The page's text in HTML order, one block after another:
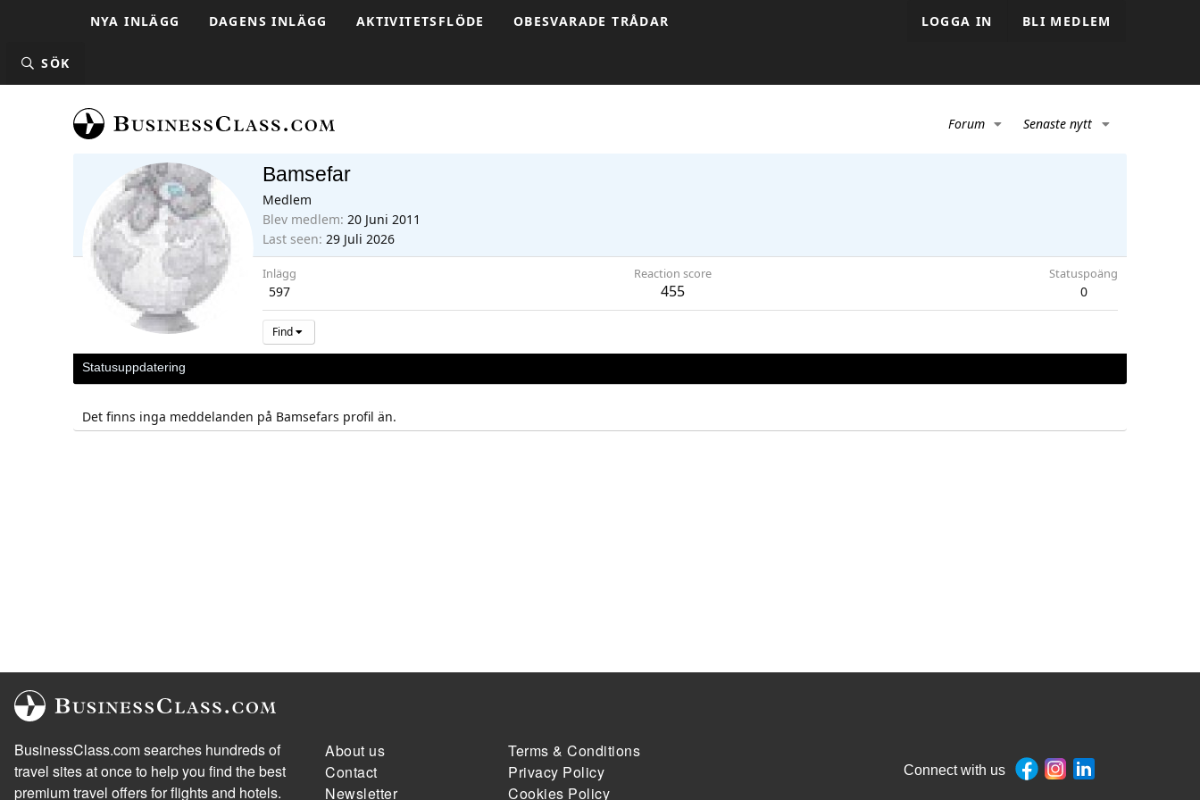
NYA INLÄGG DAGENS INLÄGG AKTIVITETSFLÖDE OBESVARADE TRÅDAR LOGGA IN BLI MEDLEM
SÖK
Forum Senaste nytt
Bamsefar
Medlem
Blev medlem 20 Juni 2011
Last seen 29 Juli 2026
Inlägg
597
Reaction score
455
Statuspoäng
0
Find
Statusuppdatering
Det finns inga meddelanden på Bamsefars profil än.
BusinessClass.com searches hundreds of
travel sites at once to help you find the best
premium travel offers for flights and hotels.
About us
Contact
Newsletter
Terms & Conditions
Privacy Policy
Cookies Policy
Connect with us